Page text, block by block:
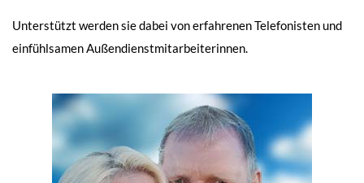
Unterstützt werden sie dabei von erfahrenen Telefonisten und
einfühlsamen Außendienstmitarbeiterinnen.